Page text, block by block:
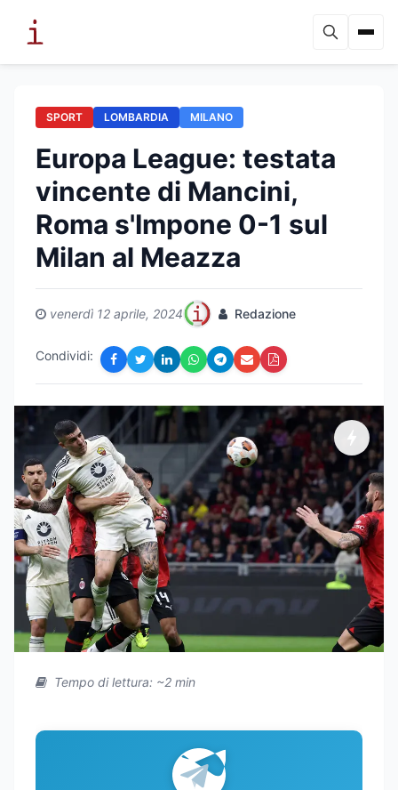
SPORT LOMBARDIA MILANO
Europa League: testata
vincente di Mancini,
Roma s'Impone 0-1 sul
Milan al Meazza
venerdì 12 aprile, 2024 Redazione
Condividi:
Tempo di lettura: ~2 min